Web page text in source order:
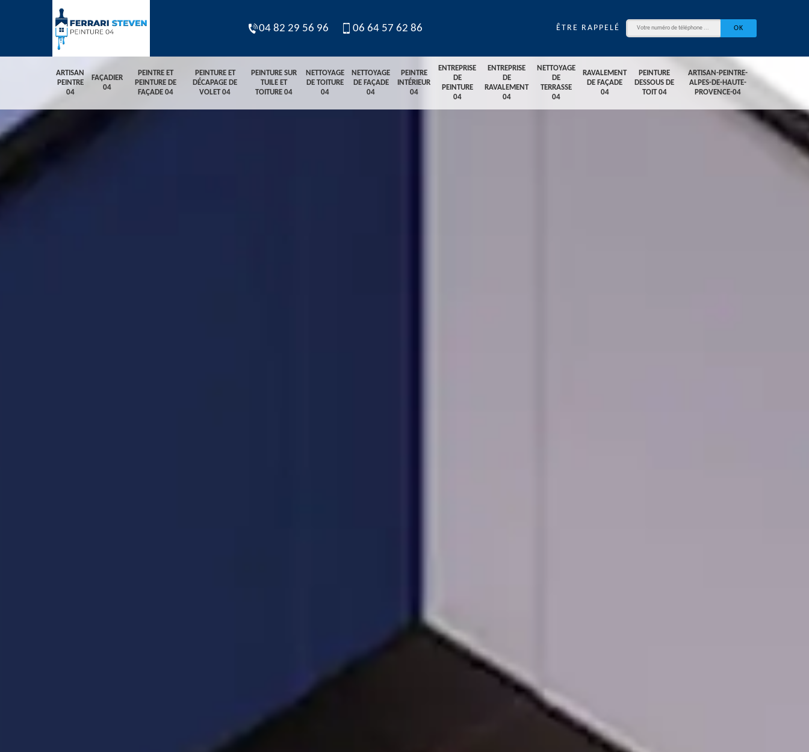
04 82 29 56 96 06 64 57 62 86 ÊTRE RAPPELÉ
ARTISAN
PEINTRE
04
FAÇADIER
04
PEINTRE ET
PEINTURE DE
FAÇADE 04
PEINTURE ET
DÉCAPAGE DE
VOLET 04
PEINTURE SUR
TUILE ET
TOITURE 04
NETTOYAGE
DE TOITURE
04
NETTOYAGE
DE FAÇADE
04
PEINTRE
INTÉRIEUR
04
ENTREPRISE
DE
PEINTURE
04
ENTREPRISE
DE
RAVALEMENT
04
NETTOYAGE
DE
TERRASSE
04
RAVALEMENT
DE FAÇADE
04
PEINTURE
DESSOUS DE
TOIT 04
ARTISAN-PEINTRE-
ALPES-DE-HAUTE-
PROVENCE-04